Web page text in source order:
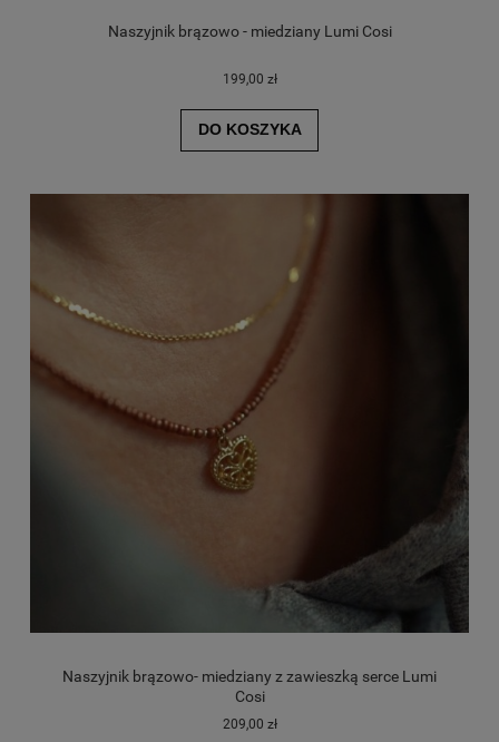
Naszyjnik brązowo - miedziany Lumi Cosi
199,00 zł
DO KOSZYKA
Naszyjnik brązowo- miedziany z zawieszką serce Lumi
Cosi
209,00 zł